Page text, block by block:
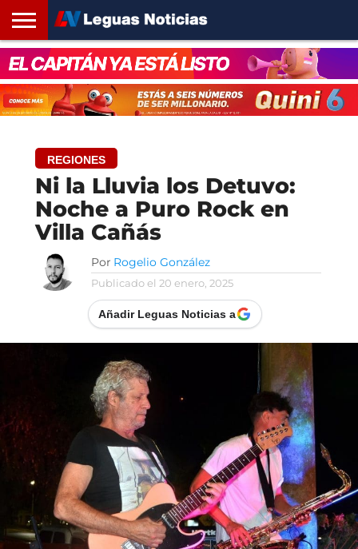
INICIO
SANTA
FE
ROSARIO24
REGIONES
ARGENTINA
OPINIÓN
CONTACTO
REGIONES
Ni la Lluvia los Detuvo:
Noche a Puro Rock en
Villa Cañás
Por Rogelio González
Publicado el 20 enero, 2025
Añadir Leguas Noticias a